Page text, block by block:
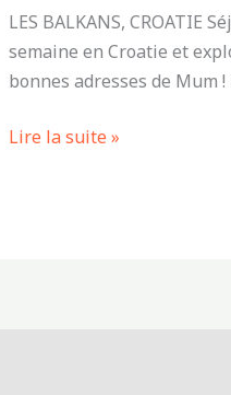
LES BALKANS, CROATIE
semaine en Croatie et
bonnes adresses de Mum !
les
balkans –
la
Lire la suite »